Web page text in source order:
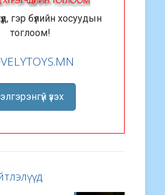
гэр бүлийн хосуудын
тоглоом!
үзэх